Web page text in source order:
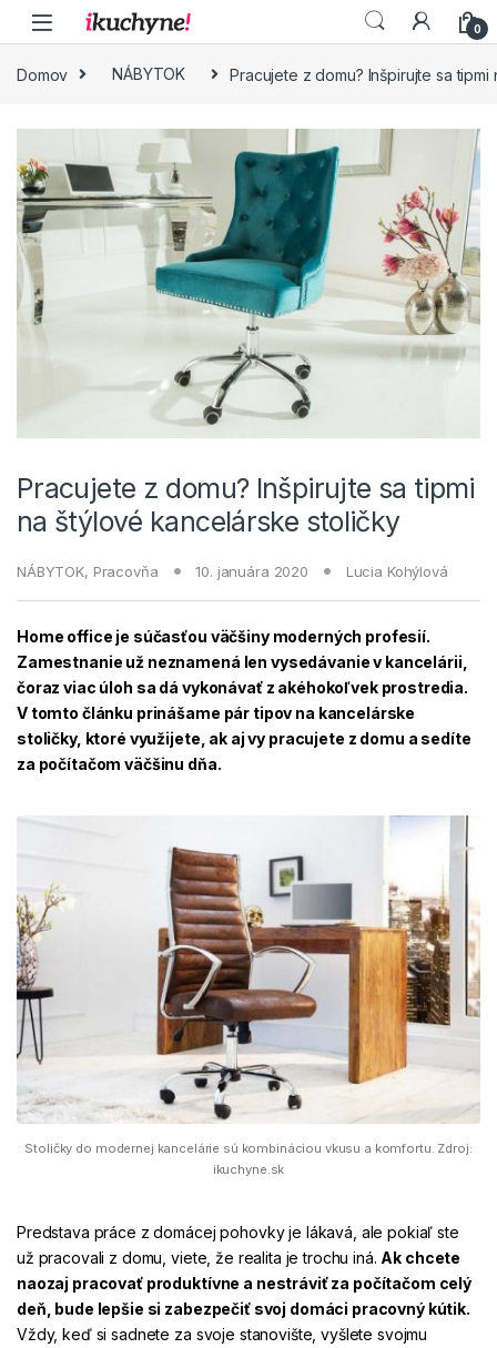
Skip to navigation
Skip to content
0
Domov NÁBYTOK Pracujete z domu? Inšpirujte sa
Pracujete z domu? Inšpirujte sa tipmi
na štýlové kancelárske stoličky
NÁBYTOK, Pracovňa 10. januára 2020 Lucia Kohýlová
Home office je súčasťou väčšiny moderných profesií.
Zamestnanie už neznamená len vysedávanie v kancelárii,
čoraz viac úloh sa dá vykonávať z akéhokoľvek prostredia.
V tomto článku prinášame pár tipov na kancelárske
stoličky, ktoré využijete, ak aj vy pracujete z domu a sedíte
za počítačom väčšinu dňa.
Stoličky do modernej kancelárie sú kombináciou vkusu a komfortu. Zdroj:
ikuchyne.sk
Predstava práce z domácej pohovky je lákavá, ale pokiaľ ste
už pracovali z domu, viete, že realita je trochu iná. Ak chcete
naozaj pracovať produktívne a nestráviť za počítačom celý
deň, bude lepšie si zabezpečiť svoj domáci pracovný kútik.
Vždy, keď si sadnete za svoje stanovište, vyšlete svojmu